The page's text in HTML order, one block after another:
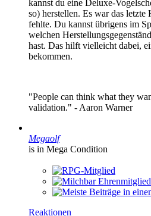
kannst du eine Deluxe-
so) herstellen. Es war das letzte
fehlte. Du kannst übrigens im
welchen
hast. Das hilft vielleicht dabei,
bekommen.
"People can think what they
validation." - Aaron Warner
Megaolf
is in Mega Condition
Reaktionen